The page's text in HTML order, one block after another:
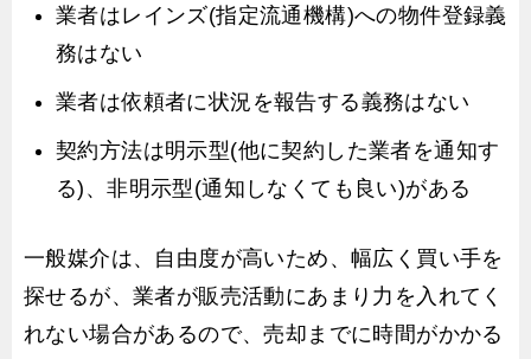
業者はレインズ(指定流通機構)への物件登録義
務はない
業者は依頼者に状況を報告する義務はない
契約方法は明示型(他に契約した業者を通知す
る)、非明示型(通知しなくても良い)がある
一般媒介は、自由度が高いため、幅広く買い手を
探せるが、業者が販売活動にあまり力を入れてく
れない場合があるので、売却までに時間がかかる